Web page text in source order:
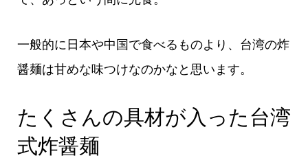
一般的に日本や中国で食べるものより、台湾の炸
醤麺は甘めな味つけなのかなと思います。
たくさんの具材が入った台湾
式炸醤麺